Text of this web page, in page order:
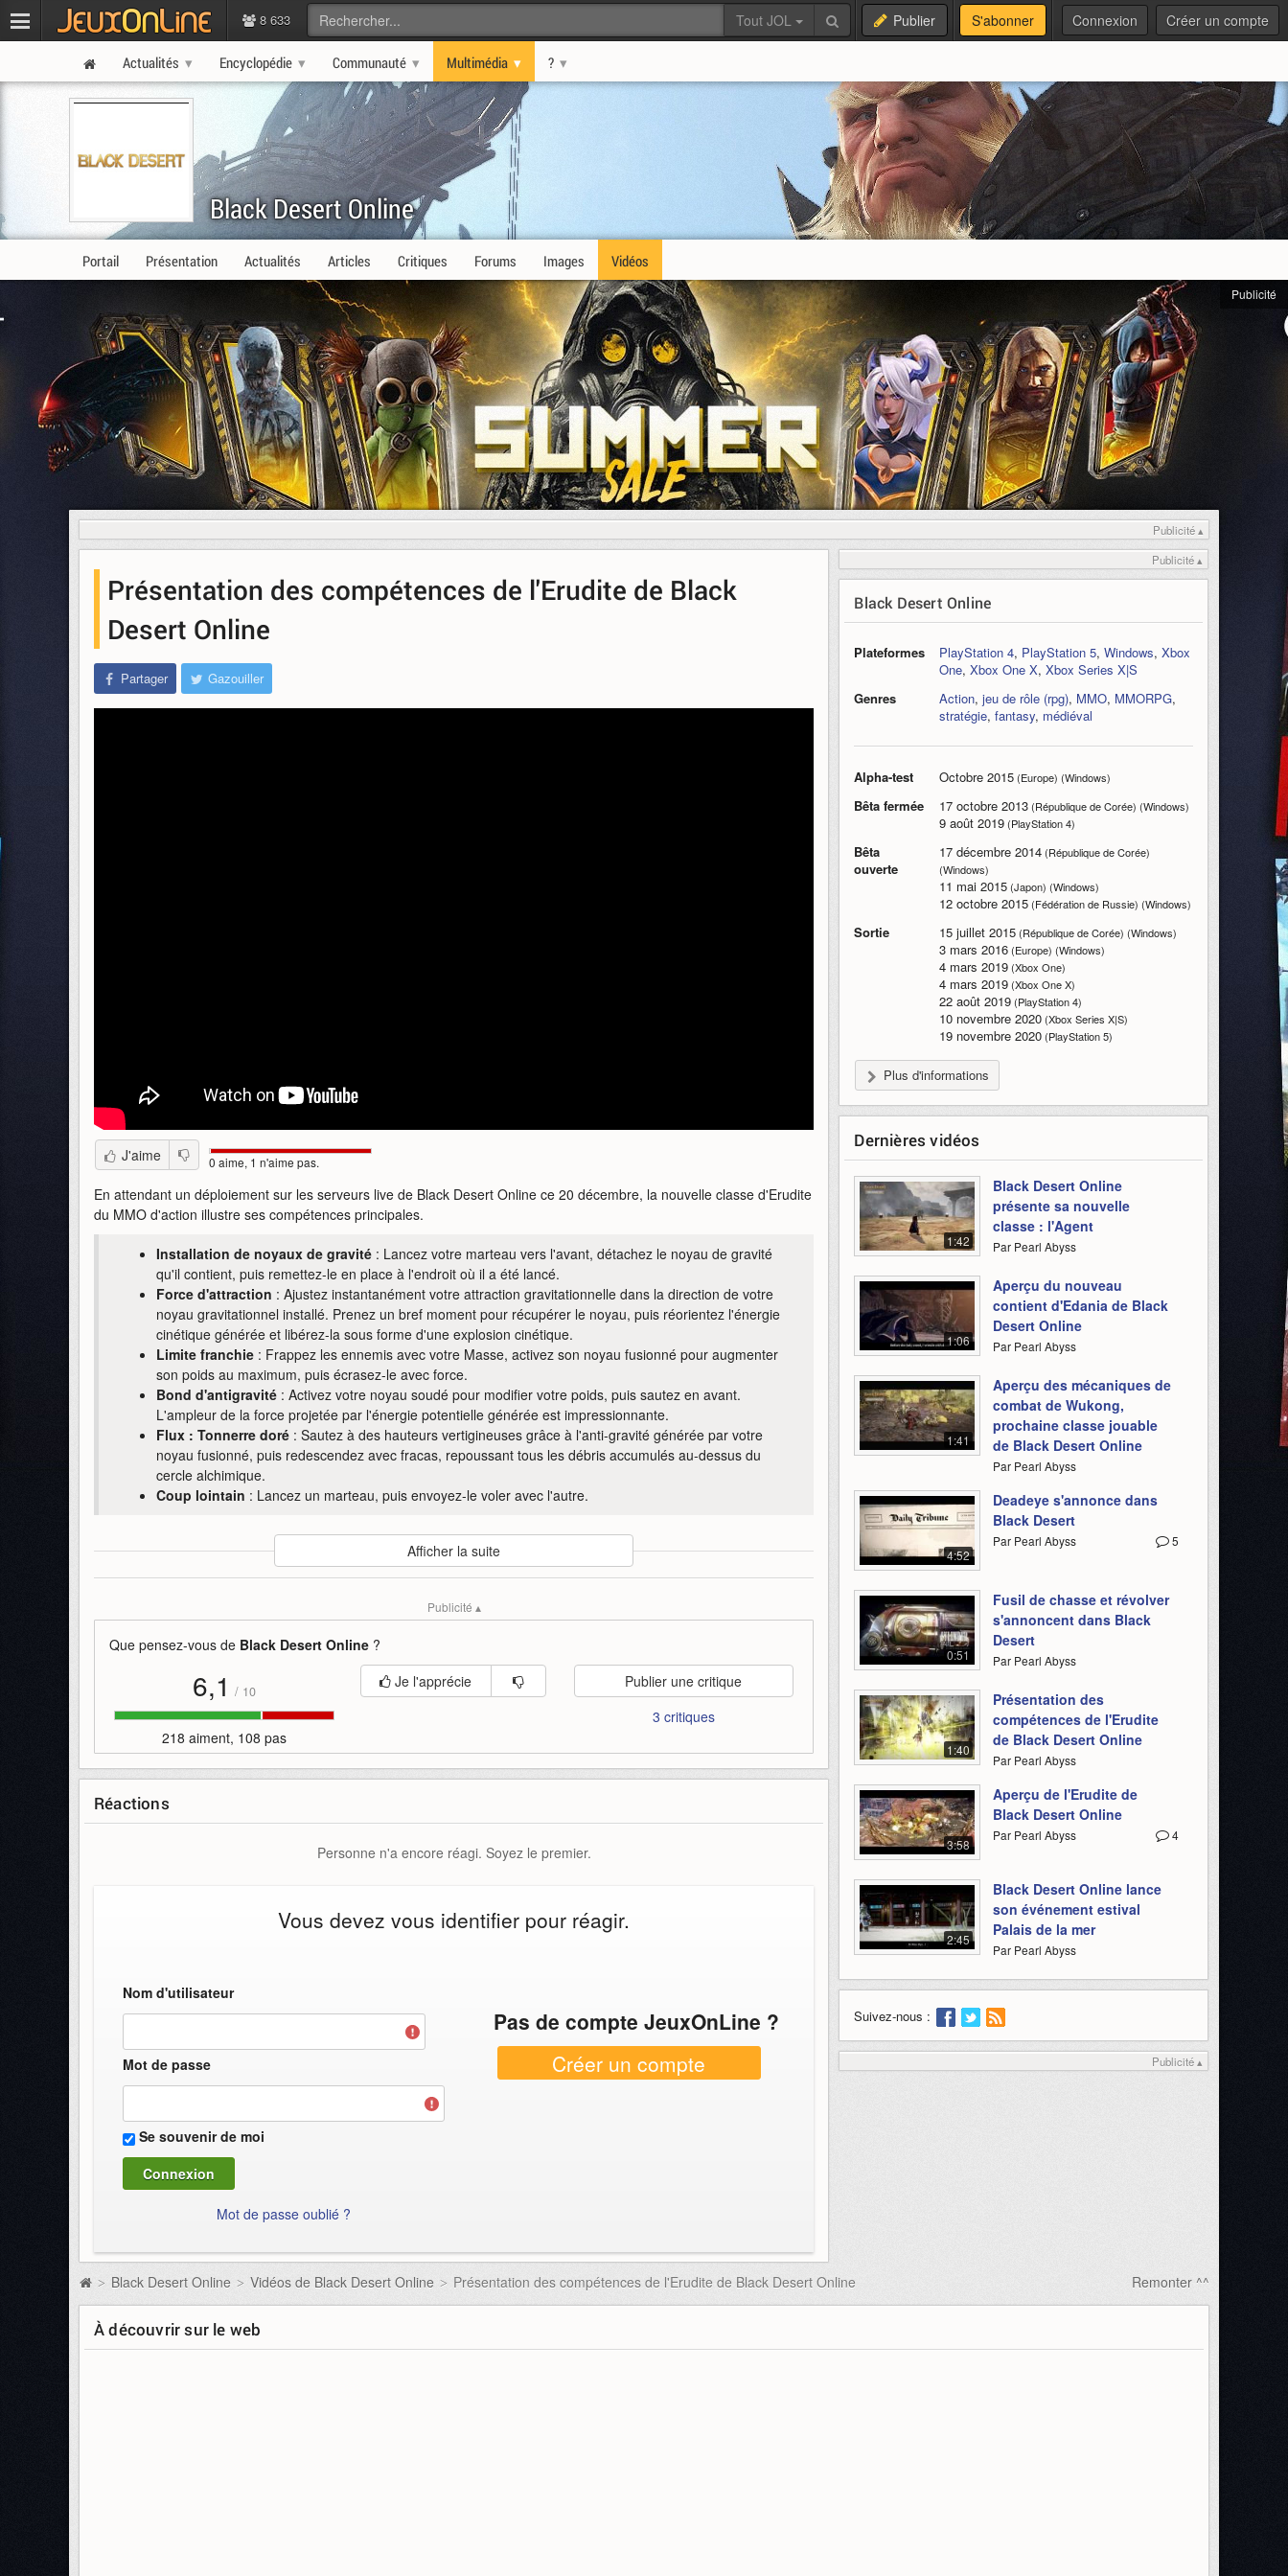
8 633 Tout JOL Publier S'abonner Connexion Créer un compte
Actualités Encyclopédie Communauté Multimédia ?
Black Desert Online
Portail Présentation Actualités Articles Critiques Forums Images Vidéos
Publicité
Publicité ▴
Présentation des compétences de l'Erudite de Black
Desert Online
Partager Gazouiller
J'aime 0 aime, 1 n'aime pas.
En attendant un déploiement sur les serveurs live de Black Desert Online ce 20 décembre, la nouvelle classe d'Erudite
du MMO d'action illustre ses compétences principales.
Installation de noyaux de gravité : Lancez votre marteau vers l'avant, détachez le noyau de gravité
qu'il contient, puis remettez-le en place à l'endroit où il a été lancé.
Force d'attraction : Ajustez instantanément votre attraction gravitationnelle dans la direction de votre
noyau gravitationnel installé. Prenez un bref moment pour récupérer le noyau, puis réorientez l'énergie
cinétique générée et libérez-la sous forme d'une explosion cinétique.
Limite franchie : Frappez les ennemis avec votre Masse, activez son noyau fusionné pour augmenter
son poids au maximum, puis écrasez-le avec force.
Bond d'antigravité : Activez votre noyau soudé pour modifier votre poids, puis sautez en avant.
L'ampleur de la force projetée par l'énergie potentielle générée est impressionnante.
Flux : Tonnerre doré : Sautez à des hauteurs vertigineuses grâce à l'anti-gravité générée par votre
noyau fusionné, puis redescendez avec fracas, repoussant tous les débris accumulés au-dessus du
cercle alchimique.
Coup lointain : Lancez un marteau, puis envoyez-le voler avec l'autre.
Afficher la suite
Publicité ▴
Que pensez-vous de Black Desert Online ?
6,1 / 10
218 aiment, 108 pas
Je l'apprécie
Publier une critique
3 critiques
Réactions
Personne n'a encore réagi. Soyez le premier.
Vous devez vous identifier pour réagir.
Nom d'utilisateur
Mot de passe
Se souvenir de moi
Mot de passe oublié ?
Pas de compte JeuxOnLine ?
Créer un compte
Publicité ▴
Black Desert Online
Plateformes PlayStation 4, PlayStation 5,Windows,Xbox
One,Xbox One X,Xbox Series X|S
Genres
Action,jeu de rôle (rpg), MMO, MMORPG,
stratégie,fantasy, médiéval
Alpha-test Octobre 2015(Europe) (Windows)
Bêta fermée 17 octobre 2013(République de Corée) (Windows)
9 août 2019(PlayStation 4)
Bêta
ouverte
17 décembre 2014(République de Corée)
(Windows)
11 mai 2015(Japon) (Windows)
12 octobre 2015(Fédération de Russie) (Windows)
Sortie 15 juillet 2015(République de Corée) (Windows)
3 mars 2016(Europe) (Windows)
4 mars 2019(Xbox One)
4 mars 2019(Xbox One X)
22 août 2019(PlayStation 4)
10 novembre 2020(Xbox Series X|S)
19 novembre 2020(PlayStation 5)
Plus d'informations
Dernières vidéos
1:42
Black Desert Online
présente sa nouvelle
classe : l'Agent
Par Pearl Abyss
1:06
Aperçu du nouveau
contient d'Edania de Black
Desert Online
Par Pearl Abyss
1:41
Aperçu des mécaniques de
combat de Wukong,
prochaine classe jouable
de Black Desert Online
Par Pearl Abyss
4:52
Deadeye s'annonce dans
Black Desert
5
Par Pearl Abyss
0:51
Fusil de chasse et révolver
s'annoncent dans Black
Desert
Par Pearl Abyss
1:40
Présentation des
compétences de l'Erudite
de Black Desert Online
Par Pearl Abyss
3:58
Aperçu de l'Erudite de
Black Desert Online
4
Par Pearl Abyss
2:45
Black Desert Online lance
son événement estival
Palais de la mer
Par Pearl Abyss
Suivez-nous :
Publicité ▴
Remonter ^^
> Black Desert Online > Vidéos de Black Desert Online > Présentation des compétences de l'Erudite de Black Desert Online
À découvrir sur le web